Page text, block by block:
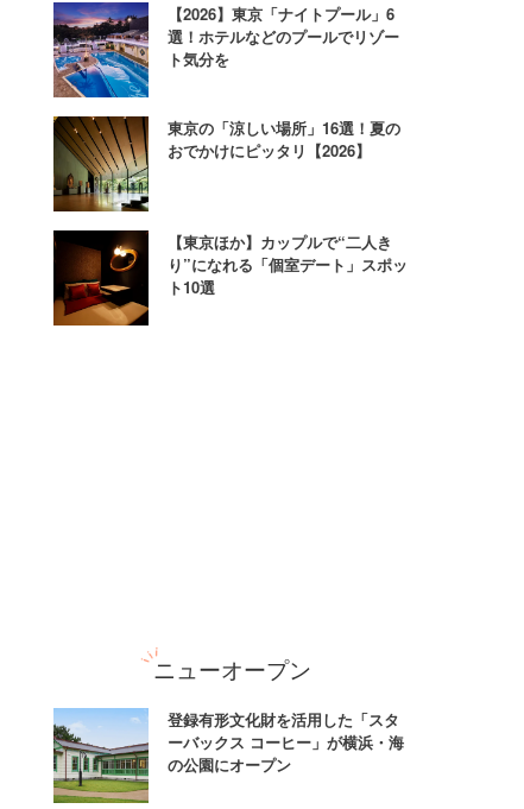
【2026】東京「ナイトプール」6
選！ホテルなどのプールでリゾー
ト気分を
東京の「涼しい場所」16選！夏の
おでかけにピッタリ【2026】
【東京ほか】カップルで“二人き
り”になれる「個室デート」スポッ
ト10選
ニューオープン
登録有形文化財を活用した「スタ
ーバックス コーヒー」が横浜・海
の公園にオープン